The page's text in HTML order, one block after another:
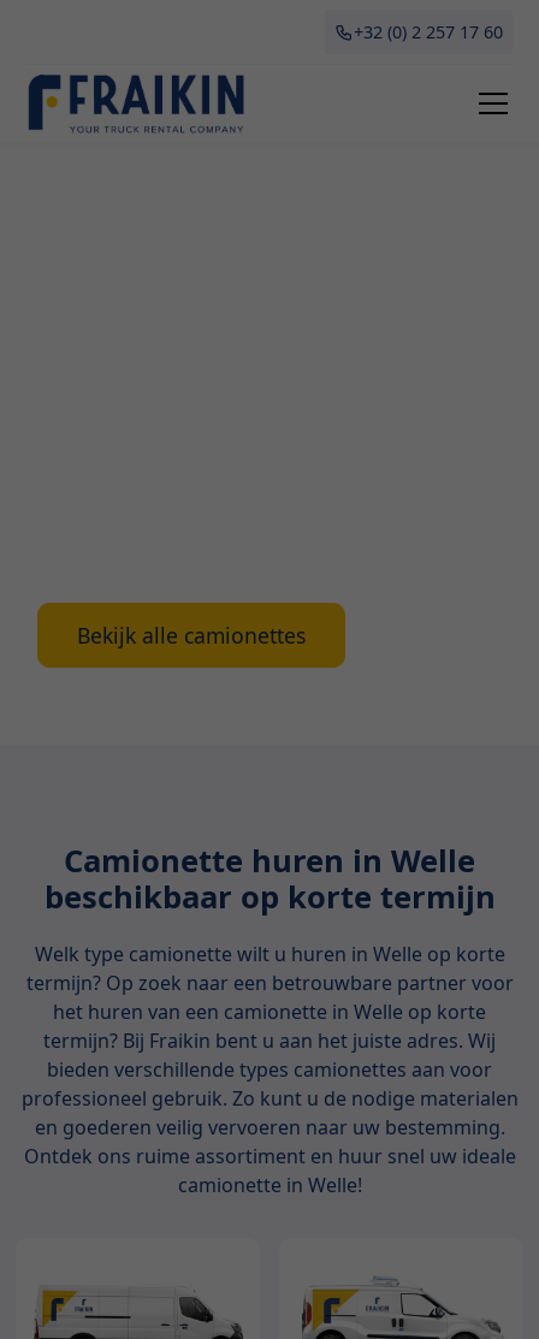
+32 (0) 2 257 17 60
Bekijk alle camionettes
Camionette huren in Welle
beschikbaar op korte termijn
Welk type camionette wilt u huren in Welle op korte
termijn? Op zoek naar een betrouwbare partner voor
het huren van een camionette in Welle op korte
termijn? Bij Fraikin bent u aan het juiste adres. Wij
bieden verschillende types camionettes aan voor
professioneel gebruik. Zo kunt u de nodige materialen
en goederen veilig vervoeren naar uw bestemming.
Ontdek ons ruime assortiment en huur snel uw ideale
camionette in Welle!